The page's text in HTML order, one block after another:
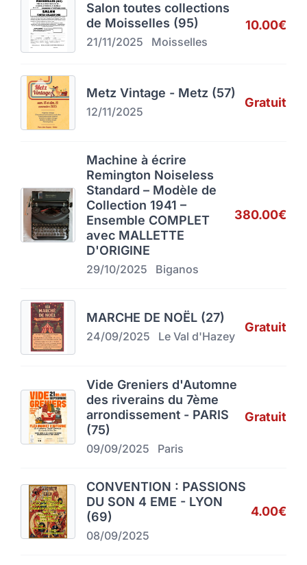
Salon toutes collections
de Moisselles (95)
21/11/2025 Moisselles
10.00€
Metz Vintage - Metz (57)
12/11/2025
Gratuit
Machine à écrire
Remington Noiseless
Standard – Modèle de
Collection 1941 –
Ensemble COMPLET
avec MALLETTE
D'ORIGINE
29/10/2025 Biganos
380.00€
MARCHE DE NOËL (27)
24/09/2025 Le Val d'Hazey
Gratuit
Vide Greniers d'Automne
des riverains du 7ème
arrondissement - PARIS
(75)
09/09/2025 Paris
Gratuit
CONVENTION : PASSIONS
DU SON 4 EME - LYON
(69)
08/09/2025
4.00€